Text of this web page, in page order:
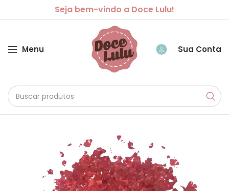
Seja bem-vindo a Doce Lulu!
Menu Sua Conta